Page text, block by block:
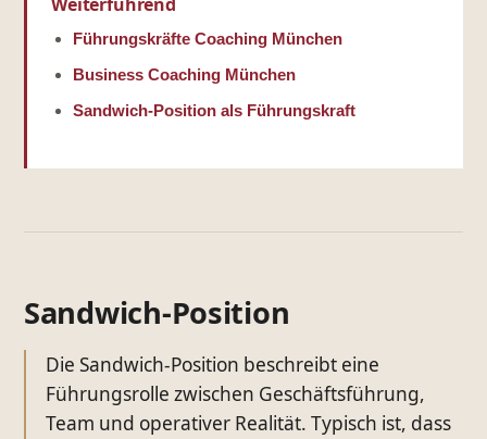
Führungskräfte Coaching München
Business Coaching München
Sandwich-Position als Führungskraft
Sandwich-Position
Die Sandwich-Position beschreibt eine
Führungsrolle zwischen Geschäftsführung,
Team und operativer Realität. Typisch ist, dass